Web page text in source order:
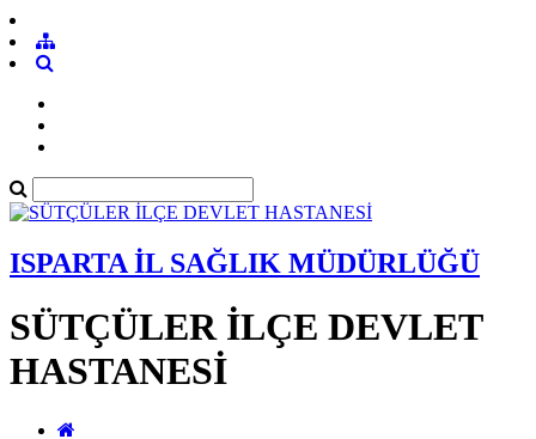
ISPARTA İL SAĞLIK MÜDÜRLÜĞÜ
SÜTÇÜLER İLÇE DEVLET
HASTANESİ